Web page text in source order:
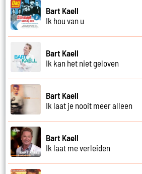
Bart Kaell
Ik hou van u
Bart Kaell
Ik kan het niet geloven
Bart Kaell
Ik laat je nooit meer alleen
Bart Kaell
Ik laat me verleiden